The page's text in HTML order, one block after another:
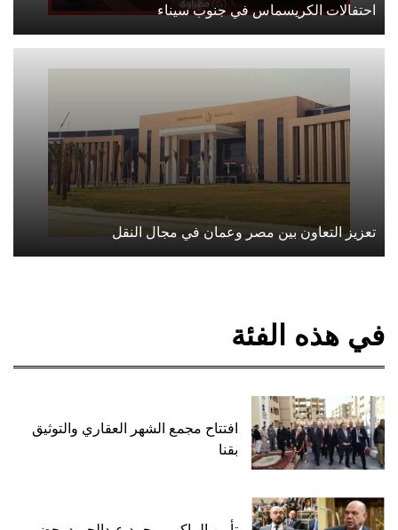
احتفالات الكريسماس في جنوب سيناء
تعزيز التعاون بين مصر وعمان في مجال النقل
في هذه الفئة
افتتاح مجمع الشهر العقاري والتوثيق
بقنا